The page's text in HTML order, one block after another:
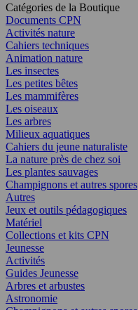
Catégories de la Boutique
Documents CPN
Activités nature
Cahiers techniques
Animation nature
Les insectes
Les petites bêtes
Les mammifères
Les oiseaux
Les arbres
Milieux aquatiques
Cahiers du jeune naturaliste
La nature près de chez soi
Les plantes sauvages
Champignons et autres spores
Autres
Jeux et outils pédagogiques
Matériel
Collections et kits CPN
Jeunesse
Activités
Guides Jeunesse
Arbres et arbustes
Astronomie